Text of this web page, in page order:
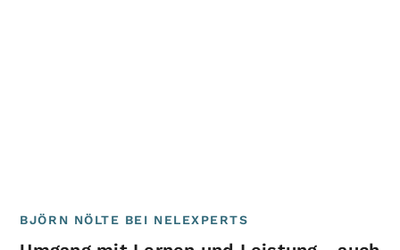
BJÖRN NÖLTE BEI NELEXPERTS